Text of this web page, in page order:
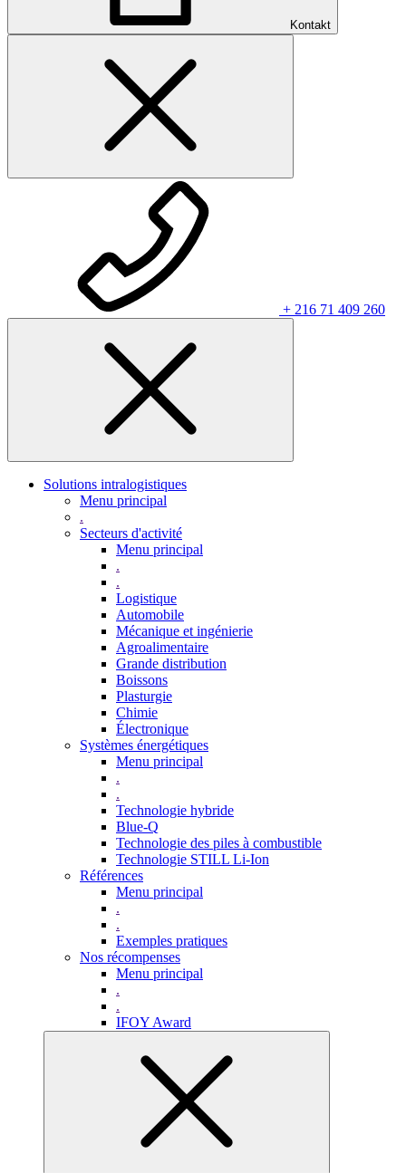
Kontakt
+ 216 71 409 260
Solutions intralogistiques
Menu principal
.
Secteurs d'activité
Menu principal
.
.
Logistique
Automobile
Mécanique et ingénierie
Agroalimentaire
Grande distribution
Boissons
Plasturgie
Chimie
Électronique
Systèmes énergétiques
Menu principal
.
.
Technologie hybride
Blue-Q
Technologie des piles à combustible
Technologie STILL Li-Ion
Références
Menu principal
.
.
Exemples pratiques
Nos récompenses
Menu principal
.
.
IFOY Award